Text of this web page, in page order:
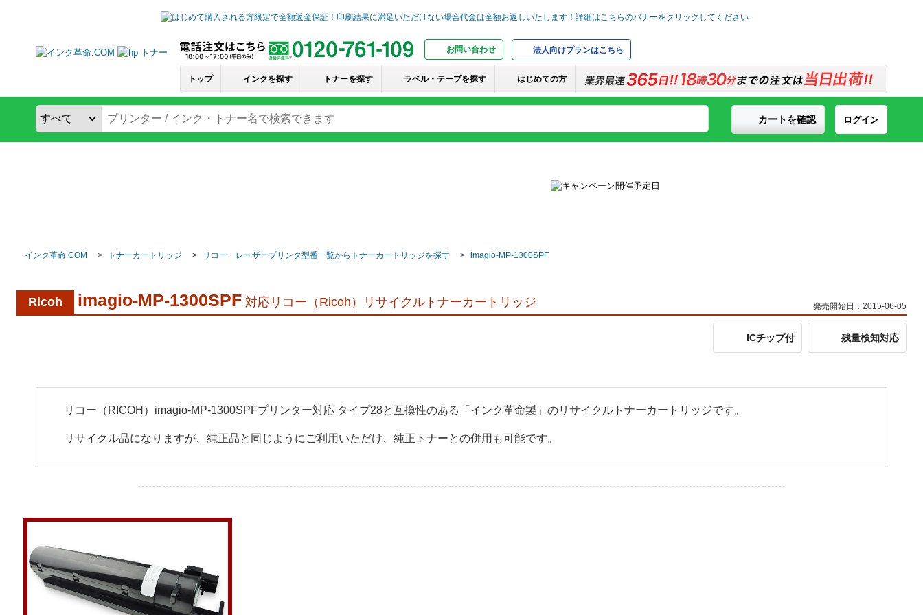
お問い合わせ 法人向けプランはこちら
トップ インクを探す トナーを探す ラベル・テープを探す はじめての方
ログイン
カートを確認
インク革命.COM トナーカートリッジ リコー レーザープリンタ型番一覧からトナーカートリッジを探す imagio-MP-1300SPF
Ricoh imagio-MP-1300SPF 対応リコー（Ricoh）リサイクルトナーカートリッジ 発売開始日：2015-06-05
ICチップ付 残量検知対応
リコー（RICOH）imagio-MP-1300SPFプリンター対応 タイプ28と互換性のある「インク革命製」のリサイクルトナーカートリッジです。
リサイクル品になりますが、純正品と同じようにご利用いただけ、純正トナーとの併用も可能です。